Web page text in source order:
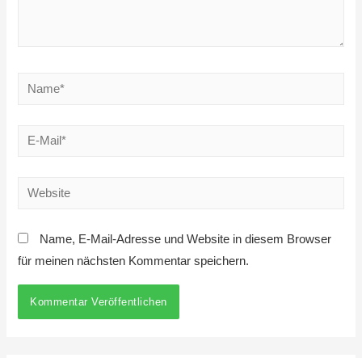
Name*
E-
Website
Name, E-Mail-Adresse und Website in diesem Browser
für meinen nächsten Kommentar speichern.